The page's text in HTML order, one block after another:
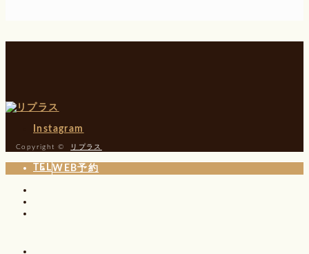
Instagram
Copyright © リプラス
TELWEB予約